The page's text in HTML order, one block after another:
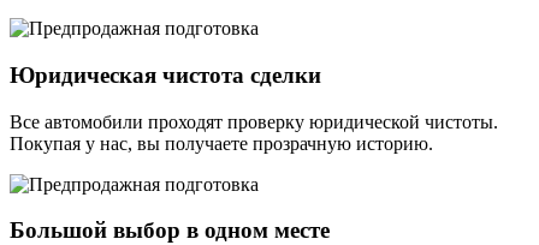
Юридическая чистота сделки
Все автомобили проходят проверку юридической чистоты.
Покупая у нас, вы получаете прозрачную историю.
Большой выбор в одном месте